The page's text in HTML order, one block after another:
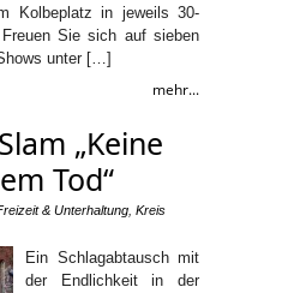
Kolbeplatz in jeweils 30-
Sie sich auf sieben
unter […]
mehr...
„Keine
Tod“
& Unterhaltung Kreis
Ein Schlagabtausch mit
der Endlichkeit in der